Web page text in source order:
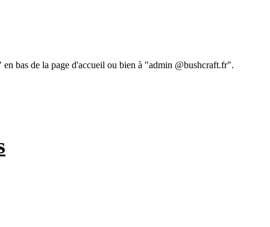
bas de la page d'accueil ou bien à "admin @bushcraft.fr".